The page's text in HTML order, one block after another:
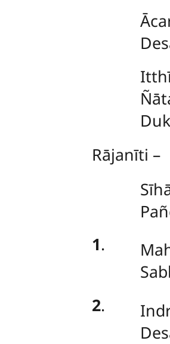
Rājanīti –
1.
2.